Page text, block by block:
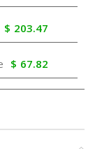
$ 203.47
$ 67.82